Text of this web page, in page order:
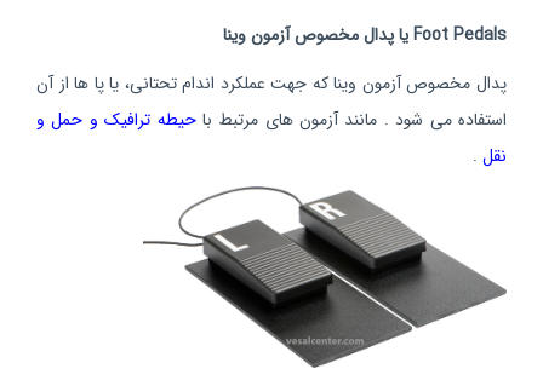
Foot Pedals یا پدال مخصوص آزمون وینا
پدال مخصوص آزمون وینا که جهت عملکرد اندام تحتانی، یا پا ها از آن
استفاده می شود . مانند آزمون های مرتبط باحیطه ترافیک و حمل و
نقل .